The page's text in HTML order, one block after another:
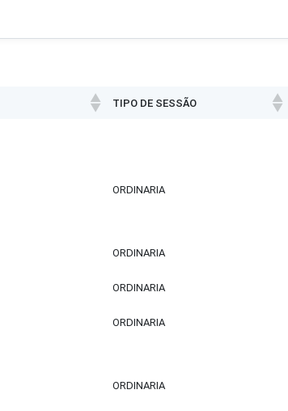
TIPO DE SESSÃO
ORDINARIA
ORDINARIA
ORDINARIA
ORDINARIA
ORDINARIA